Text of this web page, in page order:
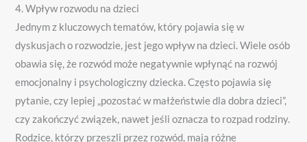
4. Wpływ rozwodu na dzieci
Jednym z kluczowych tematów, który pojawia się w
dyskusjach o rozwodzie, jest jego wpływ na dzieci. Wiele osób
obawia się, że rozwód może negatywnie wpłynąć na rozwój
emocjonalny i psychologiczny dziecka. Często pojawia się
pytanie, czy lepiej „pozostać w małżeństwie dla dobra dzieci”,
czy zakończyć związek, nawet jeśli oznacza to rozpad rodziny.
Rodzice, którzy przeszli przez rozwód, mają różne